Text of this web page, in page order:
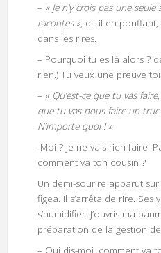
– « Je n’y crois pas une
racontes », dit-il en pouffant,
dans les rires.
– Pourquoi tu es là alors ?
rien.) Tu veux une preuve
– « Qu’est-ce que tu vas
que tu vas nous faire un truc
N’importe quoi ! »
-Moi ? Je ne vais rien faire.
comment va ton cousin ?
Un demi-sourire apparut
figea. Il s’arrêta de rire. Ses
s’humidifier. J’ouvris ma
préparation de la gestion